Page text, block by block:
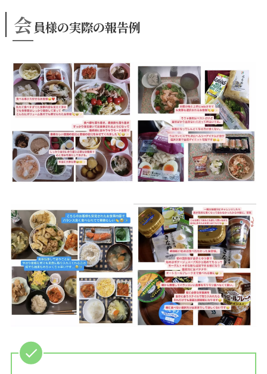
会 員様の実際の報告例